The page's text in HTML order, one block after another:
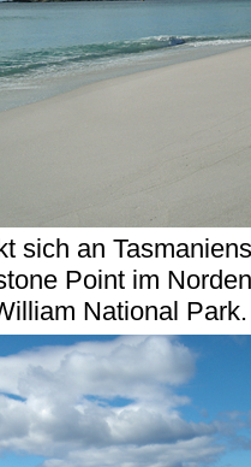
sich an
Point im
National Park.